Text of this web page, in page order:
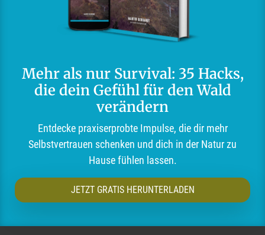
Mehr als nur Survival: 35 Hacks,
die dein Gefühl für den Wald
verändern
Entdecke praxiserprobte Impulse, die dir mehr
Selbstvertrauen schenken und dich in der Natur zu
Hause fühlen lassen.
JETZT GRATIS HERUNTERLADEN